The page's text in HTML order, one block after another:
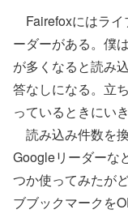
Fairefoxにはライ
ーダーがある。僕
が多くなると読み
答なしになる。立
っているときにい
読み込み件数を
Googleリーダーな
つか使ってみたが
ブブックマークを